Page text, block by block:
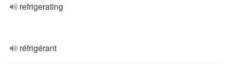
refrigerating
réfrigérant